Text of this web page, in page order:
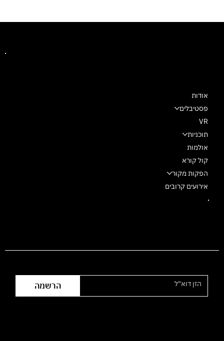
הרשמה
אודות
פסטיבלים
VR
תוכניות
אולמות
קול קורא
הפקות מקור
אירועים קרובים